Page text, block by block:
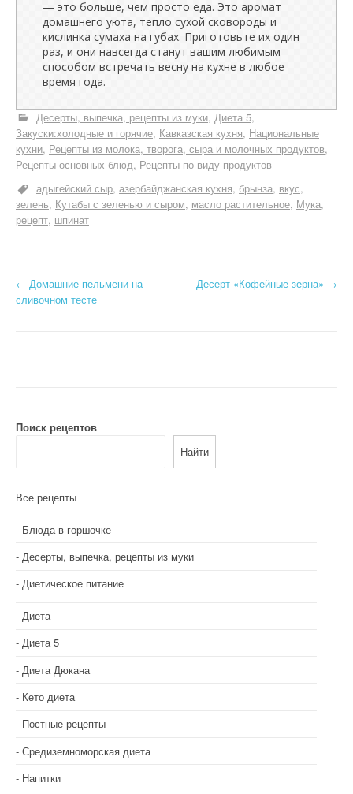
— это больше, чем просто еда. Это аромат
домашнего уюта, тепло сухой сковороды и
кислинка сумаха на губах. Приготовьте их один
раз, и они навсегда станут вашим любимым
способом встречать весну на кухне в любое
время года.
Десерты, выпечка, рецепты из муки Диета 5
Закуски:холодные и горячие Кавказская кухня Национальные
кухни Рецепты из молока, творога, сыра и молочных продуктов
Рецепты основных блюд Рецепты по виду продуктов
адыгейский сыр азербайджанская кухня брынза вкус
зелень Кутабы с зеленью и сыром масло растительное Мука
рецепт шпинат
Н
а
и
п
о
а
п
и
с
я
м
← Домашние пельмени на
сливочном тесте
Десерт «Кофейные зерна» →
Поиск рецептов
Найти
Все рецепты
Блюда в горшочке
Десерты, выпечка, рецепты из муки
Диетическое питание
Диета
Диета 5
Диета Дюкана
Кето диета
Постные рецепты
Средиземноморская диета
Напитки